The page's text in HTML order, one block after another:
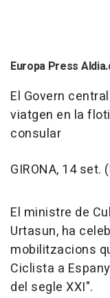
Europa Press
El Govern
viatgen en la
consular
GIRONA, 14 set.
El ministre de
Urtasun, ha
mobilitzacions
Ciclista a
del segle XXI".